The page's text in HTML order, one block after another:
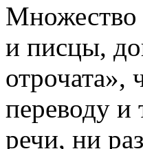
Множество
и писцы,
отрочата»,
переводу и
речи, ни